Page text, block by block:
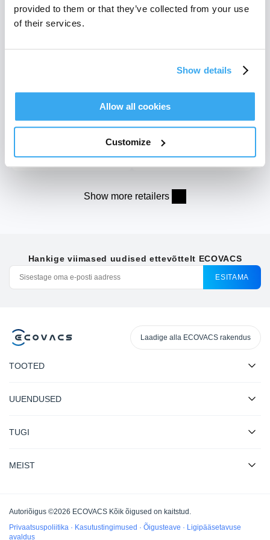
provided to them or that they’ve collected from your use
of their services.
Show details
Allow all cookies
Customize
Show more retailers
Hankige viimased uudised ettevõttelt ECOVACS
ESITAMA
Laadige alla ECOVACS rakendus
TOOTED
UUENDUSED
TUGI
MEIST
Autoriõigus ©2026 ECOVACS Kõik õigused on kaitstud.
Privaatsuspoliitika · Kasutustingimused · Õigusteave · Ligipääsetavuse
avaldus